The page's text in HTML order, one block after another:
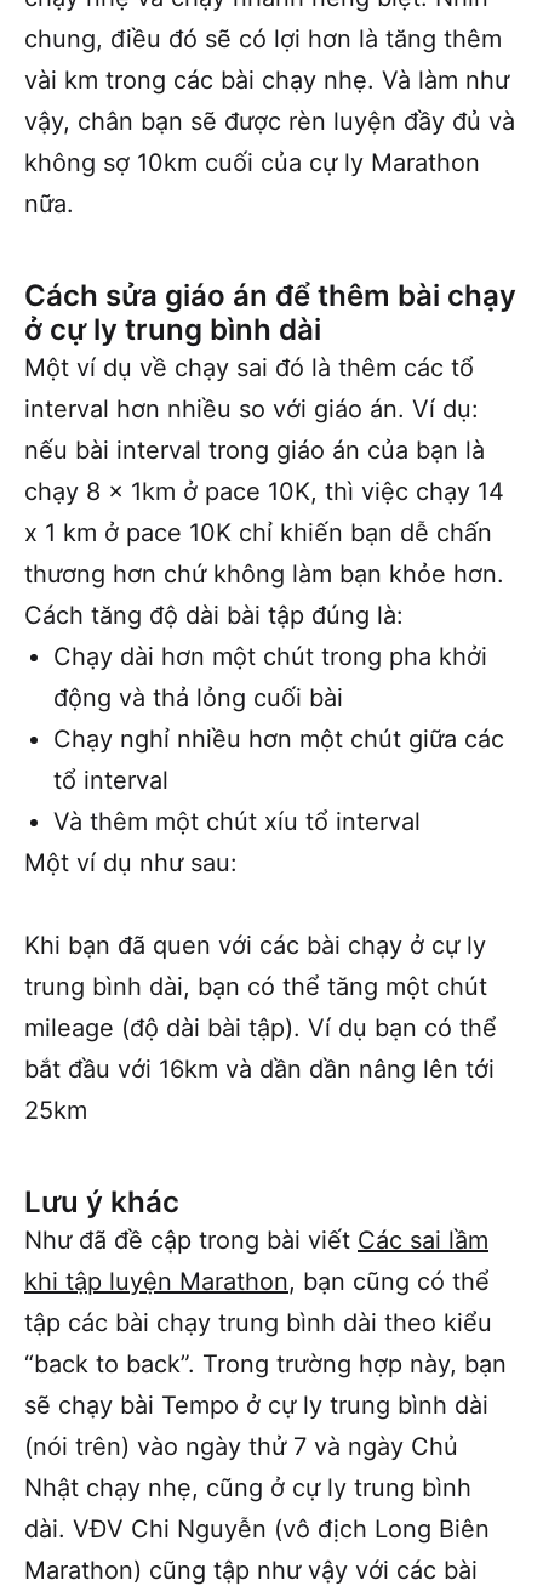
chung, điều đó sẽ có lợi hơn là tăng thêm
vài km trong các bài chạy nhẹ. Và làm như
vậy, chân bạn sẽ được rèn luyện đầy đủ và
không sợ 10km cuối của cự ly Marathon
nữa.
Cách sửa giáo án để thêm bài chạy
ở cự ly trung bình dài
Một ví dụ về chạy sai đó là thêm các tổ
interval hơn nhiều so với giáo án. Ví dụ:
nếu bài interval trong giáo án của bạn là
chạy 8 x 1km ở pace 10K, thì việc chạy 14
x 1 km ở pace 10K chỉ khiến bạn dễ chấn
thương hơn chứ không làm bạn khỏe hơn.
Cách tăng độ dài bài tập đúng là:
Chạy dài hơn một chút trong pha khởi
động và thả lỏng cuối bài
Chạy nghỉ nhiều hơn một chút giữa các
tổ interval
Và thêm một chút xíu tổ interval
Một ví dụ như sau:
Khi bạn đã quen với các bài chạy ở cự ly
trung bình dài, bạn có thể tăng một chút
mileage (độ dài bài tập). Ví dụ bạn có thể
bắt đầu với 16km và dần dần nâng lên tới
25km
Lưu ý khác
Như đã đề cập trong bài viết Các sai lầm
khi tập luyện Marathon, bạn cũng có thể
tập các bài chạy trung bình dài theo kiểu
“back to back”. Trong trường hợp này, bạn
sẽ chạy bài Tempo ở cự ly trung bình dài
(nói trên) vào ngày thử 7 và ngày Chủ
Nhật chạy nhẹ, cũng ở cự ly trung bình
dài. VĐV Chi Nguyễn (vô địch Long Biên
Marathon) cũng tập như vậy với các bài